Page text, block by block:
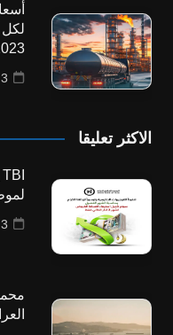
3 مارس، 2026
الاكثر تعليقا
3 مارس، 2026
العراق 280